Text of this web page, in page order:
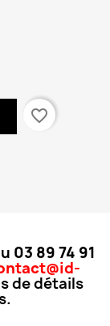
favorite_border
03 89 74 91
de détails